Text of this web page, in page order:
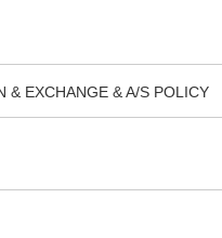
& EXCHANGE & A/S POLICY